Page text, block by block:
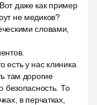
даже как пример
не медиков?
словами,
есть у нас клиника
там дорогие
безопасность. То
в перчатках,